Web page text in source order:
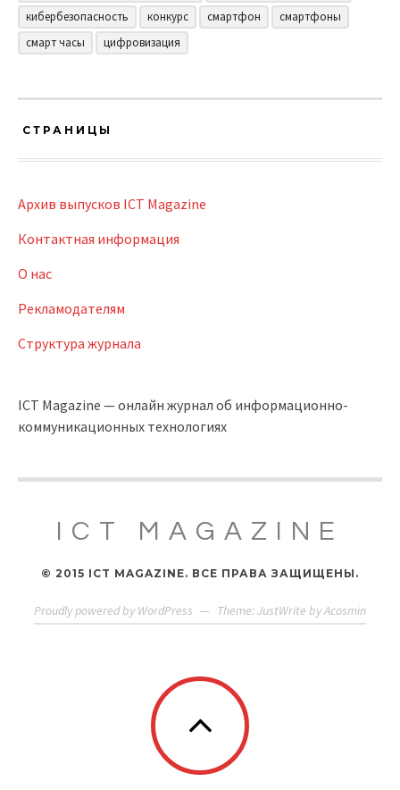
кибербезопасность
конкурс смартфон
смартфоны
смарт часы
цифровизация
СТРАНИЦЫ
Архив выпусков ICT Magazine
Контактная информация
О нас
Рекламодателям
Структура журнала
ICT Magazine — онлайн журнал об информационно-
коммуникационных технологиях
ICT MAGAZINE
© 2015 ICT MAGAZINE. ВСЕ ПРАВА ЗАЩИЩЕНЫ.
Proudly powered by WordPress — Theme: JustWrite byAcosmin